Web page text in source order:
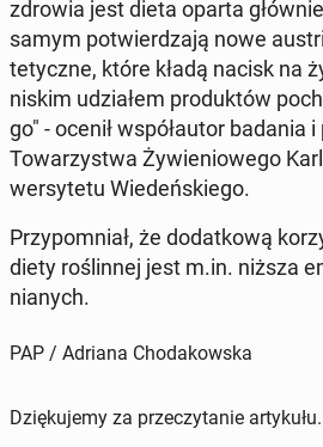
zdrowia jest dieta oparta
samym po­twier­dza­ją nowe
te­tycz­ne, które kładą nacisk na
niskim udzia­łem pro­duk­tów
go" - ocenił współ­au­tor badania
To­wa­rzy­stwa Ży­wie­nio­we­go
wer­sy­te­tu Wie­deń­skie­go.
Przy­po­mniał, że do­dat­ko­wą
diety ro­ślin­nej jest m.in. niższa
nia­nych.
PAP / Adriana Chodakowska
Dziękujemy za przeczytanie